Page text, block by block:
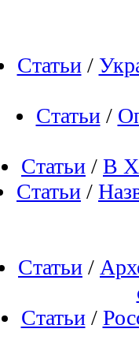
Статьи/
Статьи/
Статьи / В
Статьи /
Статьи /
Статьи/